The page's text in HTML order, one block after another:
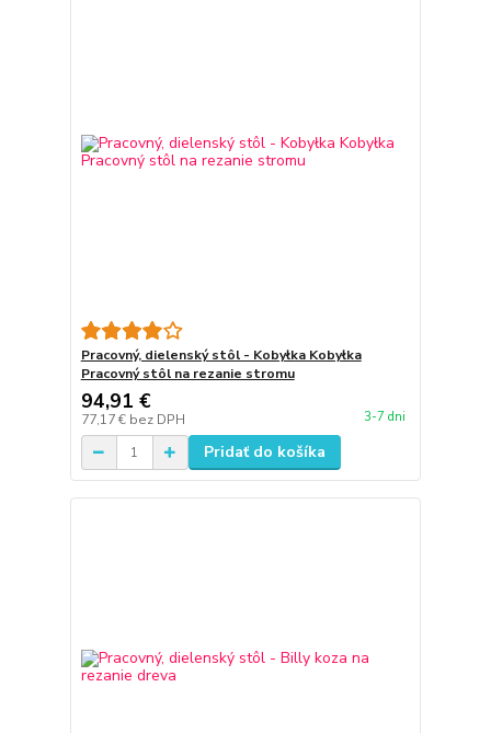
Pracovný, dielenský stôl - Kobyłka Kobyłka
Pracovný stôl na rezanie stromu
94,91 €
77,17 € bez DPH 3-7 dni
Pridať do košíka